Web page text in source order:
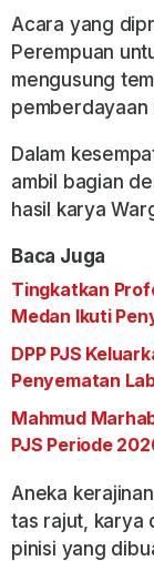
Acara yang
Perempuan
mengusung
pemberdayaan
Dalam
ambil bagian
hasil karya
Baca Juga
Tingkatkan
Medan Ikuti
DPP PJS
Penyematan
Mahmud
PJS Periode
Aneka
tas rajut, karya
pinisi yang